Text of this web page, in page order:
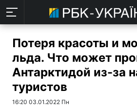
Потеря красоты и
льда. Что может
Антарктидой из-за
туристов
16:20 03.01.2022 Пн